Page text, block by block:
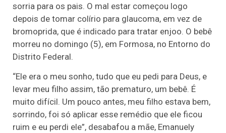
sorria para os pais. O mal estar começou logo
depois de tomar colírio para glaucoma, em vez de
bromoprida, que é indicado para tratar enjoo. O bebê
morreu no domingo (5), em Formosa, no Entorno do
Distrito Federal.
“Ele era o meu sonho, tudo que eu pedi para Deus, e
levar meu filho assim, tão prematuro, um bebê. É
muito difícil. Um pouco antes, meu filho estava bem,
sorrindo, foi só aplicar esse remédio que ele ficou
ruim e eu perdi ele”, desabafou a mãe, Emanuely